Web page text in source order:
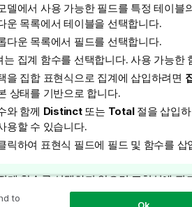
델에서 사용 가능한 필드를 특정 테이블
운 목록에서 테이블을 선택합니다.
다운 목록에서 필드를 선택합니다.
는 집계 함수를 선택합니다. 사용 가능한
을 집합 표현식으로 집계에 삽입하려면
상태를 기반으로 합니다.
와 함께 Distinct또는 Total절을 삽입하
용할 수 있습니다.
릭하여 표현식 필드에 필드 및 함수를 삽
계 함수를 선택하지 않으면 표현식에 필
절을 추가할 수 있습니다.
to